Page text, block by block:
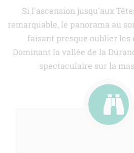
Si l'ascension jusqu'aux
remarquable, le panorama au
faisant presque oublier les
Dominant la vallée de la
spectaculaire sur la